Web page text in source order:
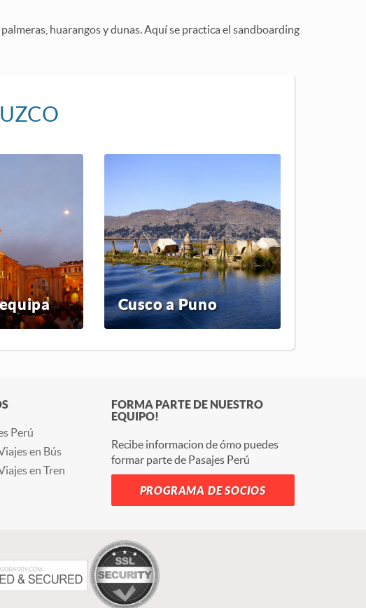
huarangos y dunas. Aquí se practica el sandboarding
Cusco a Puno
Perú
en Bús
en Tren
FORMA PARTE DE NUESTRO
EQUIPO!
Recibe informacion de ómo puedes
formar parte de Pasajes Perú
PROGRAMA DE SOCIOS